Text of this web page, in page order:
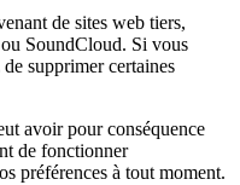
de sites web tiers,
SoundCloud. Si vous
supprimer certaines
avoir pour conséquence
de fonctionner
préférences à tout moment.